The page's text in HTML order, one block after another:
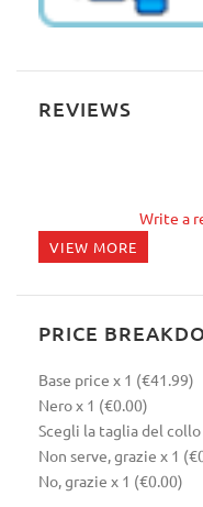
REVIEWS
Write a
VIEW MORE
PRICE
Base price x 1 (€41.99)
Nerox 1 (€0.00)
Scegli la taglia del collo
Non serve, grazie x 1
No, grazie x 1 (€0.00)